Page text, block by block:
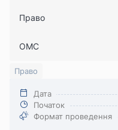
Право
ОМС
Дроблення
перевірки та
компанії
Право
Дата
Початок
Формат проведення